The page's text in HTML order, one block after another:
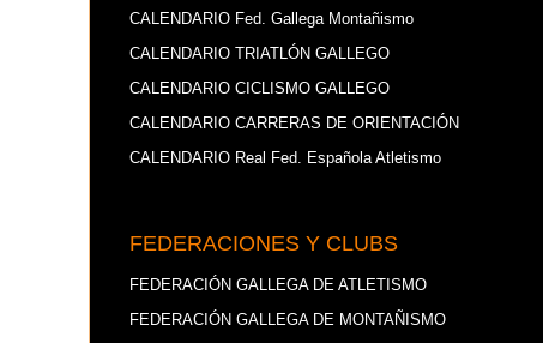
CALENDARIO Fed. Gallega Montañismo
CALENDARIO TRIATLÓN GALLEGO
CALENDARIO CICLISMO GALLEGO
CALENDARIO CARRERAS DE ORIENTACIÓN
CALENDARIO Real Fed. Española Atletismo
FEDERACIONES Y CLUBS
FEDERACIÓN GALLEGA DE ATLETISMO
FEDERACIÓN GALLEGA DE MONTAÑISMO